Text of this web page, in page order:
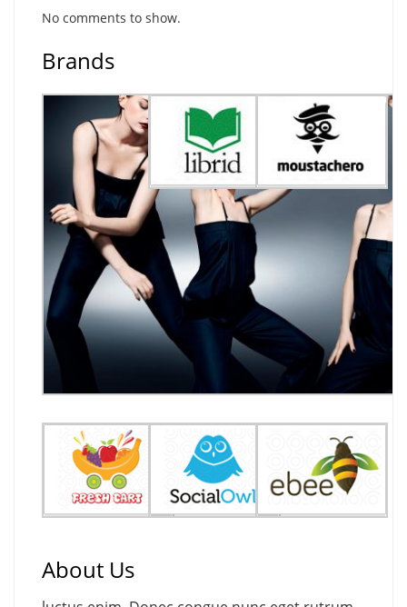
No comments to show.
Brands
About Us